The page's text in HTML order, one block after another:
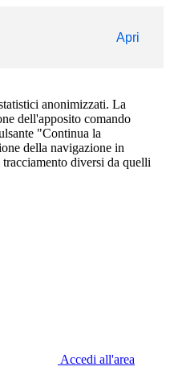
Apri
anonimizzati. La
dell'apposito comando
"Continua la
della navigazione in
diversi da quelli
Accedi all'area